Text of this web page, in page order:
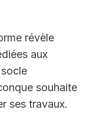
révèle
aux
souhaite
ses travaux.